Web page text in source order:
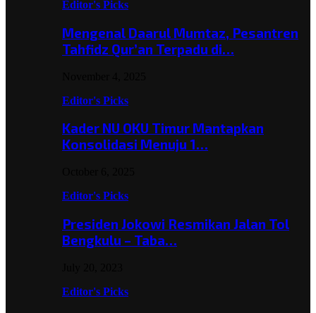
Editor's Picks
Mengenal Daarul Mumtaz, Pesantren
Tahfidz Qur’an Terpadu di…
Editor's Picks
Kader NU OKU Timur Mantapkan
Konsolidasi Menuju 1…
Editor's Picks
Presiden Jokowi Resmikan Jalan Tol
Bengkulu – Taba…
Editor's Picks